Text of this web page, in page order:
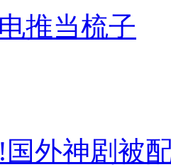
推当梳子
外神剧被